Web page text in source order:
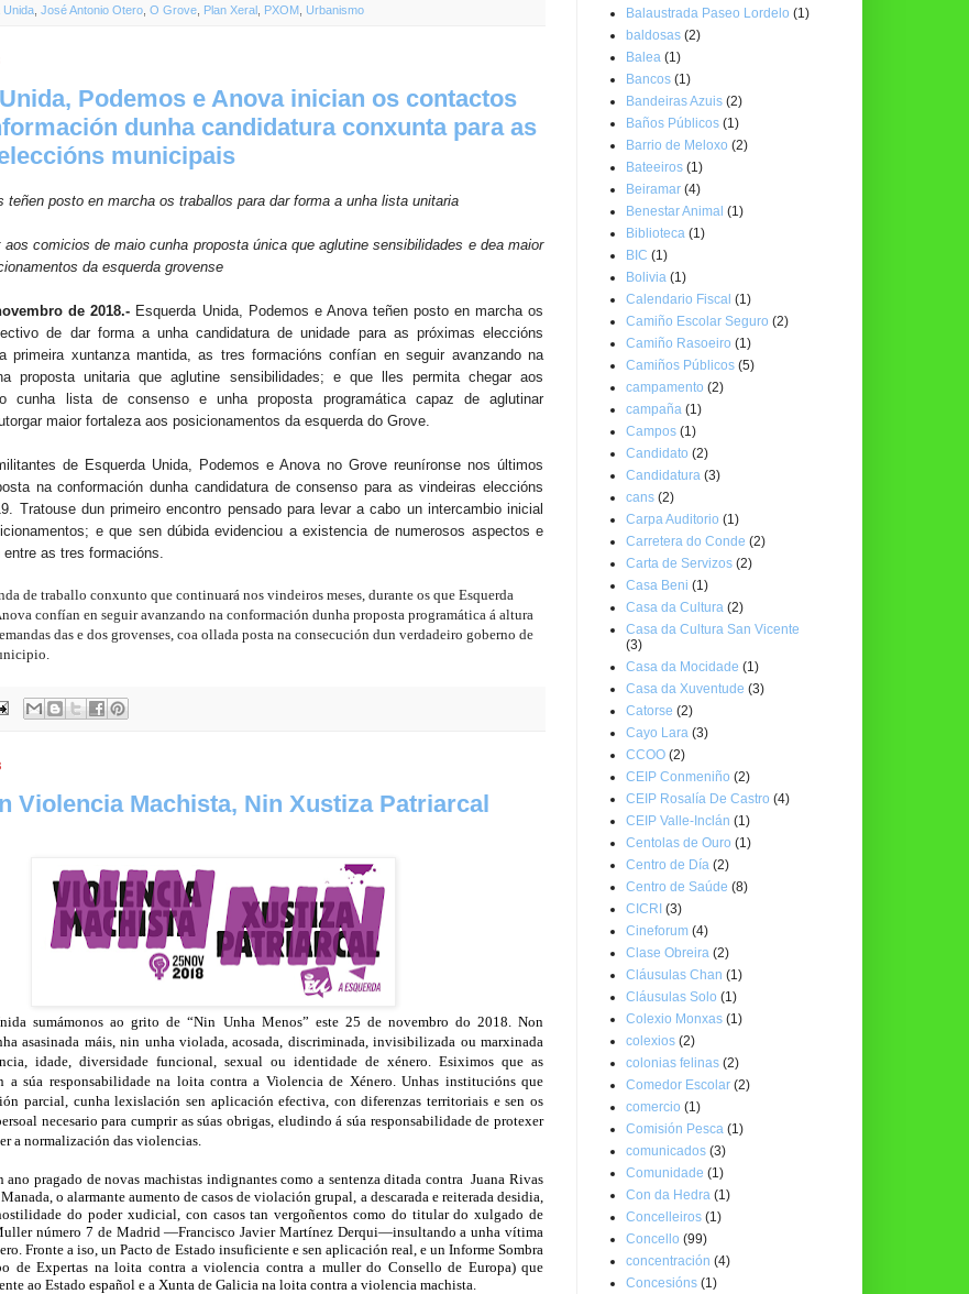
Unida José Antonio Otero O Grove Plan Xeral PXOM Urbanismo
Podemos e Anova inician os contactos
dunha candidatura conxunta para as
municipais
teñen posto en marcha os traballos para dar forma a unha lista unitaria
aos comicios de maio cunha proposta única que aglutine sensibilidades e dea maior
da esquerda grovense
de 2018.- Esquerda Unida, Podemos e Anova teñen posto en marcha os
de dar forma a unha candidatura de unidade para as próximas eleccións
primeira xuntanza mantida, as tres formacións confían en seguir avanzando na
proposta unitaria que aglutine sensibilidades; e que lles permita chegar aos
cunha lista de consenso e unha proposta programática capaz de aglutinar
maior fortaleza aos posicionamentos da esquerda do Grove.
de Esquerda Unida, Podemos e Anova no Grove reuníronse nos últimos
na conformación dunha candidatura de consenso para as vindeiras eleccións
Tratouse dun primeiro encontro pensado para levar a cabo un intercambio inicial
e que sen dúbida evidenciou a existencia de numerosos aspectos e
as tres formacións.
de traballo conxunto que continuará nos vindeiros meses, durante os que Esquerda
confían en seguir avanzando na conformación dunha proposta programática á altura
das e dos grovenses, coa ollada posta na consecución dun verdadeiro goberno de
Violencia Machista, Nin Xustiza Patriarcal
sumámonos ao grito de “Nin Unha Menos” este 25 de novembro do 2018. Non
asasinada máis, nin unha violada, acosada, discriminada, invisibilizada ou marxinada
idade, diversidade funcional, sexual ou identidade de xénero. Esiximos que as
a súa responsabilidade na loita contra a Violencia de Xénero. Unhas institucións que
parcial, cunha lexislación sen aplicación efectiva, con diferenzas territoriais e sen os
necesario para cumprir as súas obrigas, eludindo á súa responsabilidade de protexer
a normalización das violencias.
ano pragado de novas machistas indignantes como a sentenza ditada contra Juana Rivas
o alarmante aumento de casos de violación grupal, a descarada e reiterada desidia,
do poder xudicial, con casos tan vergoñentos como do titular do xulgado de
número 7 de Madrid —Francisco Javier Martínez Derqui—insultando a unha vítima
Fronte a iso, un Pacto de Estado insuficiente e sen aplicación real, e un Informe Sombra
de Expertas na loita contra a violencia contra a muller do Consello de Europa) que
ao Estado español e a Xunta de Galicia na loita contra a violencia machista.
Balaustrada Paseo Lordelo (1)
baldosas (2)
Balea (1)
Bancos (1)
Bandeiras Azuis (2)
Baños Públicos (1)
Barrio de Meloxo (2)
Bateeiros (1)
Beiramar (4)
Benestar Animal (1)
Biblioteca (1)
BIC (1)
Bolivia (1)
Calendario Fiscal (1)
Camiño Escolar Seguro (2)
Camiño Rasoeiro (1)
Camiños Públicos (5)
campamento (2)
campaña (1)
Campos (1)
Candidato (2)
Candidatura (3)
cans (2)
Carpa Auditorio (1)
Carretera do Conde (2)
Carta de Servizos (2)
Casa Beni (1)
Casa da Cultura (2)
Casa da Cultura San Vicente
(3)
Casa da Mocidade (1)
Casa da Xuventude (3)
Catorse (2)
Cayo Lara (3)
CCOO (2)
CEIP Conmeniño (2)
CEIP Rosalía De Castro (4)
CEIP Valle-Inclán (1)
Centolas de Ouro (1)
Centro de Día (2)
Centro de Saúde (8)
CICRI (3)
Cineforum (4)
Clase Obreira (2)
Cláusulas Chan (1)
Cláusulas Solo (1)
Colexio Monxas (1)
colexios (2)
colonias felinas (2)
Comedor Escolar (2)
comercio (1)
Comisión Pesca (1)
comunicados (3)
Comunidade (1)
Con da Hedra (1)
Concelleiros (1)
Concello (99)
concentración (4)
Concesións (1)